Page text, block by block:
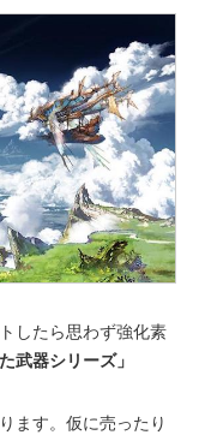
したら思わず強化素
武器シリーズ」
ます。仮に売ったり